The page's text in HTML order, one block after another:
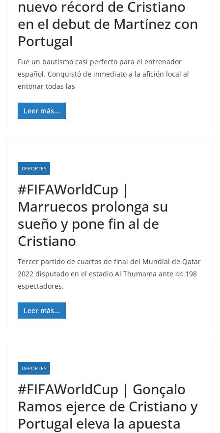
nuevo récord de Cristiano
en el debut de Martínez con
Portugal
Fue un bautismo casi perfecto para el entrenador
español. Conquistó de inmediato a la afición local al
entonar todas las
Leer más...
DEPORTES
#FIFAWorldCup |
Marruecos prolonga su
sueño y pone fin al de
Cristiano
Tercer partido de cuartos de final del Mundial de Qatar
2022 disputado en el estadio Al Thumama ante 44.198
espectadores.
Leer más...
DEPORTES
#FIFAWorldCup | Gonçalo
Ramos ejerce de Cristiano y
Portugal eleva la apuesta